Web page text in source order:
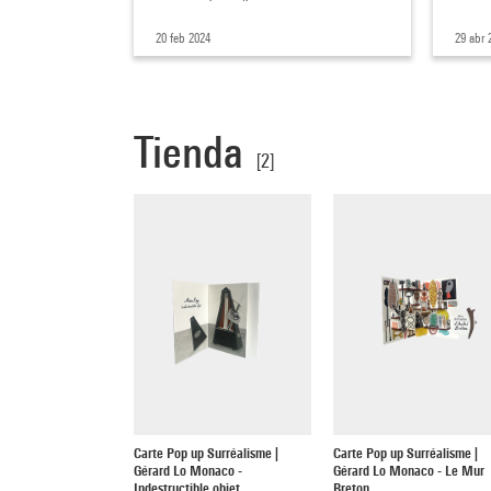
20 feb 2024 29 abr
Tienda [2]
Carte Pop up Surréalisme |
Gérard Lo Monaco -
Carte Pop up Surréalisme |
Gérard Lo Monaco - Le Mur